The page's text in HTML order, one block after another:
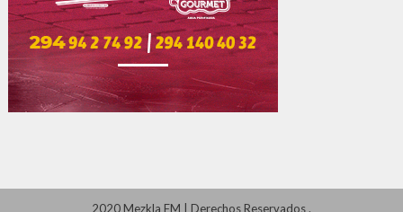
2020 Mezkla FM Derechos Reservados.